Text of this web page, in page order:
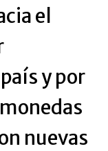
el
y por
nuevas